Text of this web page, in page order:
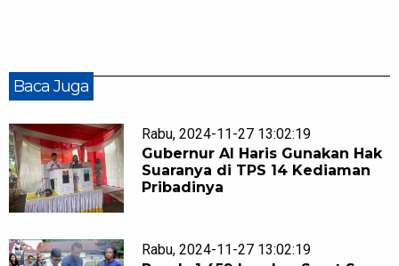
Baca Juga
Rabu, 2024-11-27 13:02:19
Gubernur Al Haris Gunakan Hak
Suaranya di TPS 14 Kediaman
Pribadinya
Rabu, 2024-11-27 13:02:19